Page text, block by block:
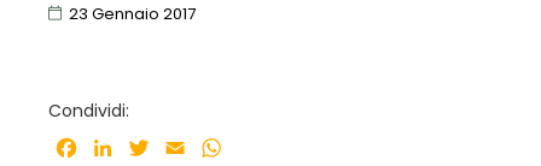
23 Gennaio 2017
Condividi:
Facebook
LinkedInTwitter
Email